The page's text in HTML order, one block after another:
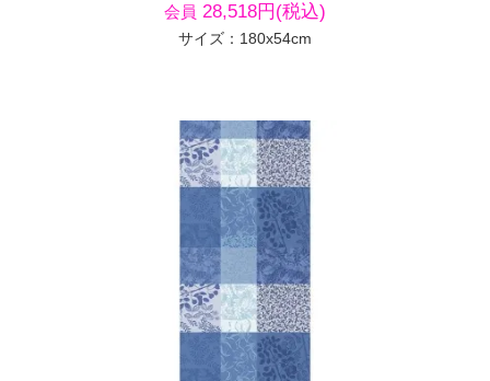
会員 28,518円(税込)
サイズ：180x54cm